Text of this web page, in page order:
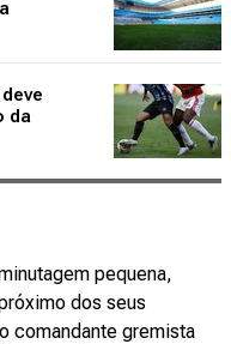
da
pequena,
dos seus
comandante gremista